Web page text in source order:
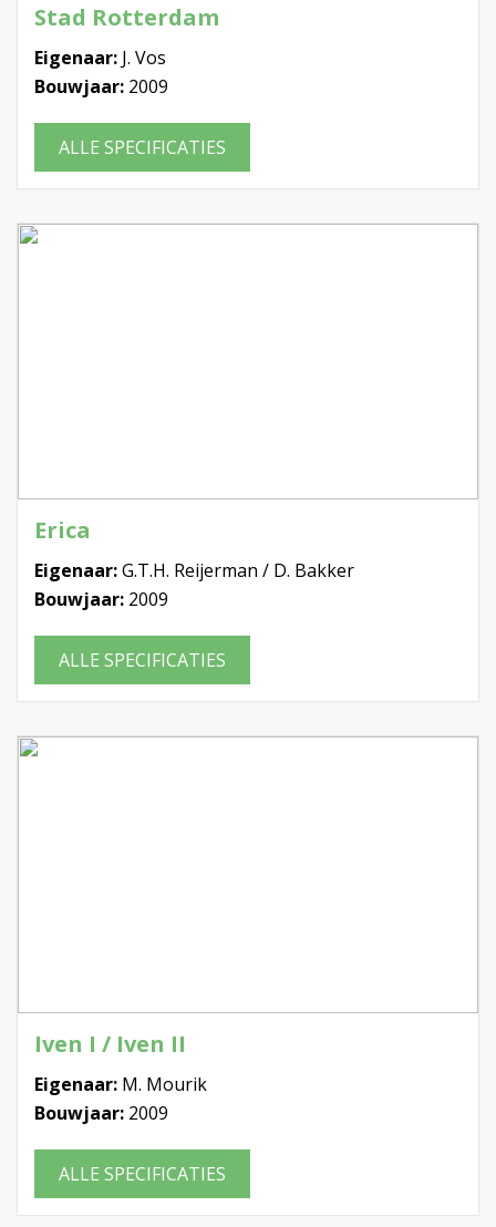
Stad Rotterdam
Eigenaar: J. Vos
Bouwjaar: 2009
ALLE SPECIFICATIES
Erica
Eigenaar:G.T.H. Reijerman / D. Bakker
Bouwjaar: 2009
ALLE SPECIFICATIES
Iven I / Iven II
Eigenaar: M. Mourik
Bouwjaar: 2009
ALLE SPECIFICATIES